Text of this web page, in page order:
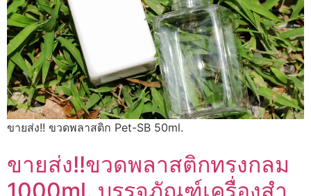
ขายส่ง!! ขวดพลาสติก Pet-SB 50ml.
ขายส่ง!!ขวดพลาสติกทรงกลม
1000ml. บรรจุภัณฑ์เครื่องสำ